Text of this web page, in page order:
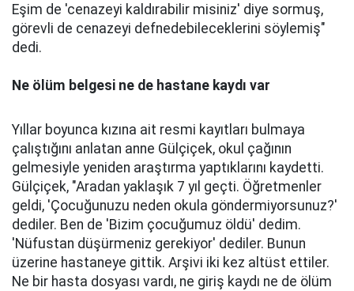
Eşim de 'cenazeyi kaldırabilir misiniz' diye sormuş,
görevli de cenazeyi defnedebileceklerini söylemiş"
dedi.
Ne ölüm belgesi ne de hastane kaydı var
Yıllar boyunca kızına ait resmi kayıtları bulmaya
çalıştığını anlatan anne Gülçiçek, okul çağının
gelmesiyle yeniden araştırma yaptıklarını kaydetti.
Gülçiçek, "Aradan yaklaşık 7 yıl geçti. Öğretmenler
geldi, 'Çocuğunuzu neden okula göndermiyorsunuz?'
dediler. Ben de 'Bizim çocuğumuz öldü' dedim.
'Nüfustan düşürmeniz gerekiyor' dediler. Bunun
üzerine hastaneye gittik. Arşivi iki kez altüst ettiler.
Ne bir hasta dosyası vardı, ne giriş kaydı ne de ölüm